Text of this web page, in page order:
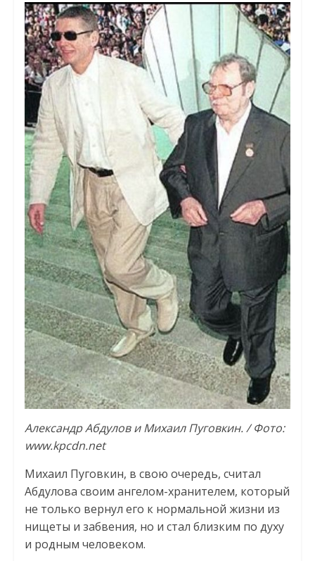
Александр Абдулов и Михаил Пуговкин. / Фото:
www.kpcdn.net
Михаил Пуговкин, в свою очередь, считал
Абдулова своим ангелом-хранителем, который
не только вернул его к нормальной жизни из
нищеты и забвения, но и стал близким по духу
и родным человеком.